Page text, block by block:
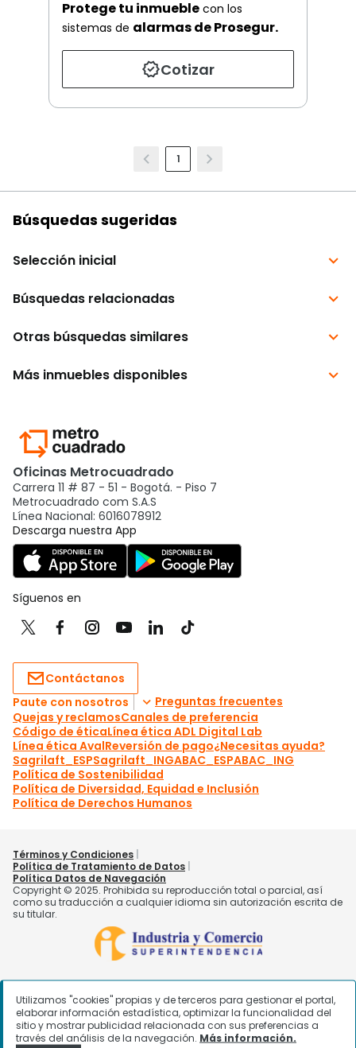
Protege tu inmueble con los
sistemas de alarmas de Prosegur.
Cotizar
1
Utilizamos "cookies" propias y de terceros para gestionar el portal,
elaborar información estadística, optimizar la funcionalidad del
sitio y mostrar publicidad relacionada con sus preferencias a
través del análisis de la navegación. Más información.